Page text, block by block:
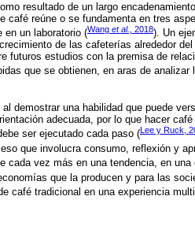
resultado de un largo
café reúne o se fundamenta en tres
en un laboratorio (Wang et al., 2018). Un
de las cafeterías alrededor
futuros estudios con la premisa de
que se obtienen, en aras de
demostrar una habilidad que puede
adecuada, por lo que hacer
ser ejecutado cada paso (Lee y Ruck,
que involucra consumo, reflexión y
cada vez más en una tendencia, en
que la producen y para las
café tradicional en una experiencia